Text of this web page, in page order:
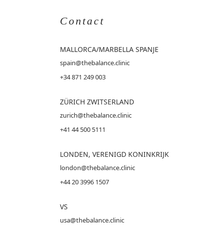
Contact
MALLORCA/MARBELLA SPANJE
spain@thebalance.clinic
+34 871 249 003
ZÜRICH ZWITSERLAND
zurich@thebalance.clinic
+41 44 500 5111
LONDEN, VERENIGD KONINKRIJK
london@thebalance.clinic
+44 20 3996 1507
VS
usa@thebalance.clinic